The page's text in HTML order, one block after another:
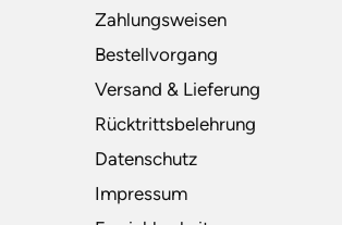
Zahlungsweisen
Bestellvorgang
Versand & Lieferung
Rücktrittsbelehrung
Datenschutz
Impressum